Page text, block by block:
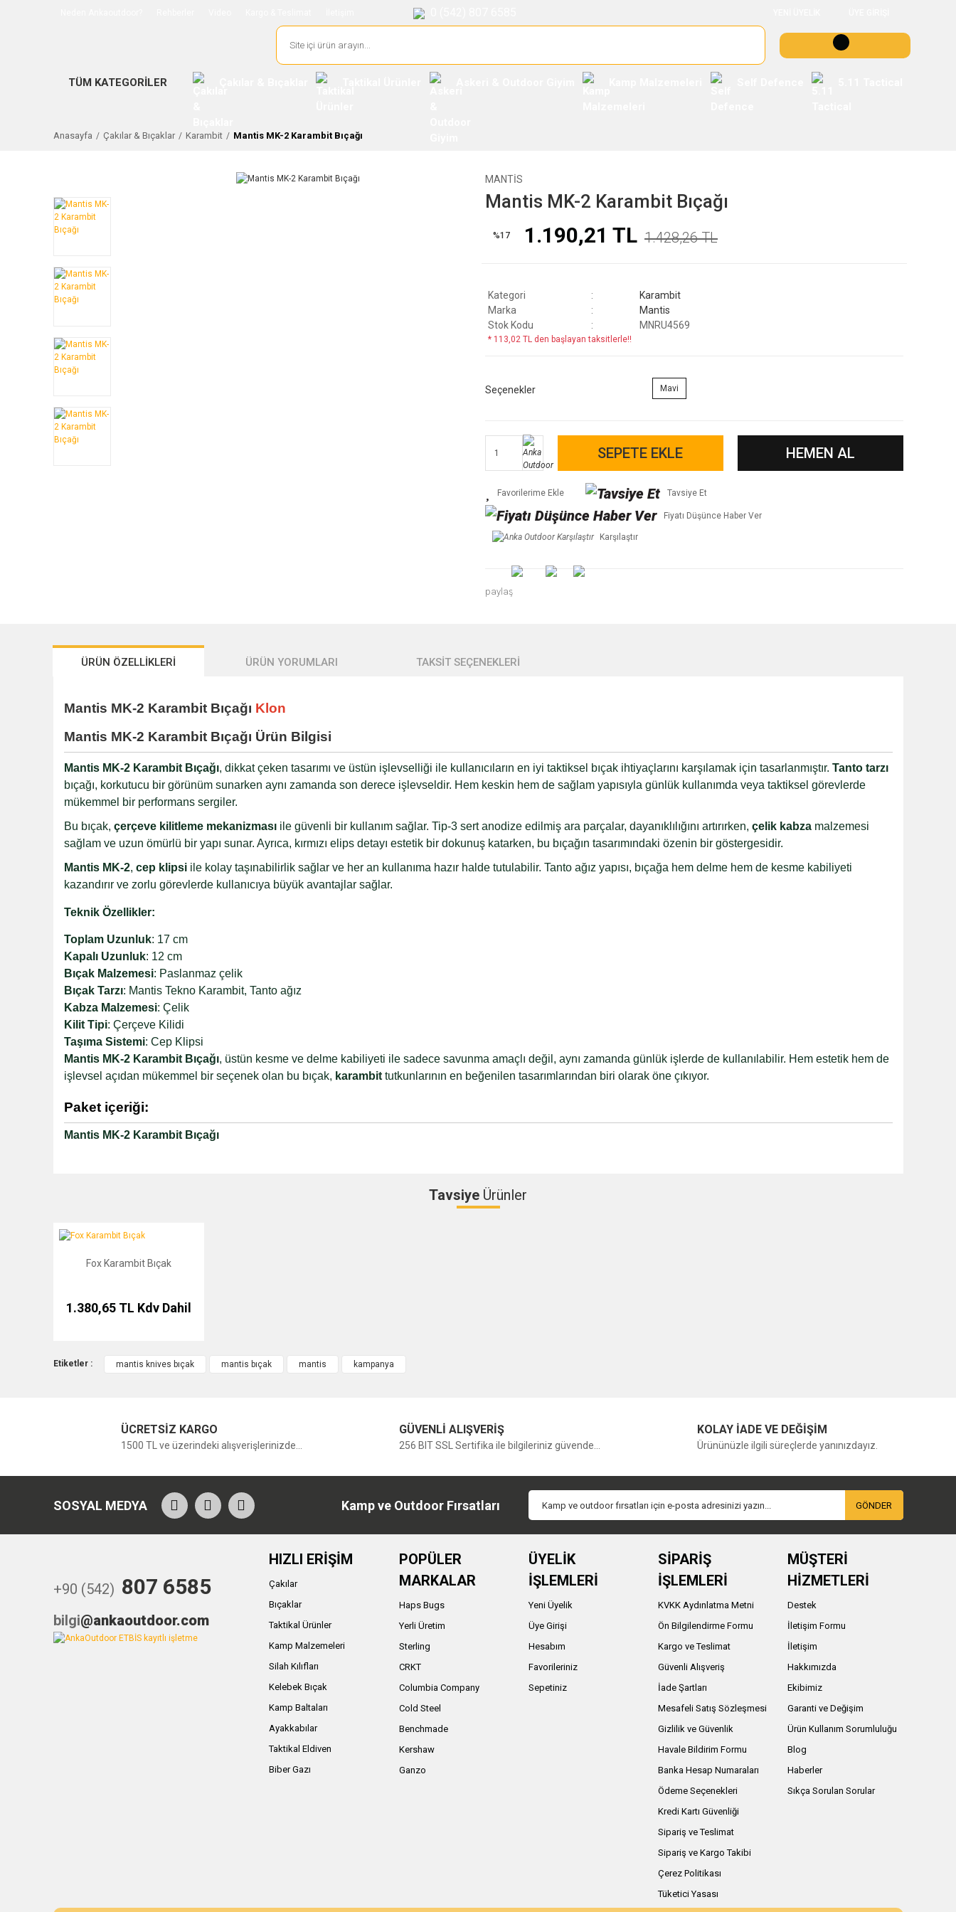
TÜM KATEGORİLER
Anasayfa Çakılar & Bıçaklar Karambit Mantis MK-2 Karambit Bıçağı
MANTIS
Mantis MK-2 Karambit Bıçağı
%17 1.190,21 TL 1.428,26 TL
Kategori
Karambit
Marka
Mantis
Stok Kodu
MNRU4569
* 113,02 TL den başlayan taksitlerle!!
Seçenekler Mavi
SEPETE EKLE HEMEN AL
Tavsiye Et
Fiyatı Düşünce Haber Ver
Karşılaştır
paylaş
ÜRÜN ÖZELLİKLERİ ÜRÜN YORUMLARI TAKSİT SEÇENEKLERİ
Mantis MK-2 Karambit Bıçağı Klon
Mantis MK-2 Karambit Bıçağı Ürün Bilgisi
Mantis MK-2 Karambit Bıçağı, dikkat çeken tasarımı ve üstün işlevselliği ile kullanıcıların en iyi taktiksel bıçak ihtiyaçlarını karşılamak için tasarlanmıştır. Tanto tarzı
bıçağı, korkutucu bir görünüm sunarken aynı zamanda son derece işlevseldir. Hem keskin hem de sağlam yapısıyla günlük kullanımda veya taktiksel görevlerde
mükemmel bir performans sergiler.
Bu bıçak, çerçeve kilitleme mekanizmasıile güvenli bir kullanım sağlar. Tip-3 sert anodize edilmiş ara parçalar, dayanıklılığını artırırken, çelik kabzamalzemesi
sağlam ve uzun ömürlü bir yapı sunar. Ayrıca, kırmızı elips detayı estetik bir dokunuş katarken, bu bıçağın tasarımındaki özenin bir göstergesidir.
Mantis MK-2, cep klipsiile kolay taşınabilirlik sağlar ve her an kullanıma hazır halde tutulabilir. Tanto ağız yapısı, bıçağa hem delme hem de kesme kabiliyeti
kazandırır ve zorlu görevlerde kullanıcıya büyük avantajlar sağlar.
Teknik Özellikler:
Toplam Uzunluk: 17 cm
Kapalı Uzunluk: 12 cm
Bıçak Malzemesi: Paslanmaz çelik
Bıçak Tarzı: Mantis Tekno Karambit, Tanto ağız
Kabza Malzemesi: Çelik
Kilit Tipi: Çerçeve Kilidi
Taşıma Sistemi: Cep Klipsi
Mantis MK-2 Karambit Bıçağı, üstün kesme ve delme kabiliyeti ile sadece savunma amaçlı değil, aynı zamanda günlük işlerde de kullanılabilir. Hem estetik hem de
işlevsel açıdan mükemmel bir seçenek olan bu bıçak, karambittutkunlarının en beğenilen tasarımlarından biri olarak öne çıkıyor.
Paket içeriği:
Mantis MK-2 Karambit Bıçağı
M... D... | 18/03/2026
Tavsiye Ürünler
Fox Karambit Bıçak
Fox Karambit Bıçak
1.380,65 TL Kdv Dahil
Etiketler : mantis knives bıçak mantis bıçak mantis kampanya
ÜCRETSİZ KARGO
1500 TL ve üzerindeki alışverişlerinizde...
GÜVENLİ ALIŞVERİŞ
256 BIT SSL Sertifika ile bilgileriniz güvende...
KOLAY İADE VE DEĞİŞİM
Ürününüzle ilgili süreçlerde yanınızdayız.
SOSYAL MEDYA Kamp ve Outdoor Fırsatları GÖNDER
+90 (542) 807 6585
bilgi@ankaoutdoor.com
HIZLI ERİŞİM
Çakılar
Bıçaklar
Taktikal Ürünler
Kamp Malzemeleri
Silah Kılıfları
Kelebek Bıçak
Kamp Baltaları
Ayakkabılar
Taktikal Eldiven
Biber Gazı
POPÜLER
MARKALAR
Haps Bugs
Yerli Üretim
Sterling
CRKT
Columbia Company
Cold Steel
Benchmade
Kershaw
Ganzo
ÜYELİK
İŞLEMLERİ
Yeni Üyelik
Üye Girişi
Hesabım
Favorileriniz
Sepetiniz
SİPARİŞ
İŞLEMLERİ
KVKK Aydınlatma Metni
Ön Bilgilendirme Formu
Kargo ve Teslimat
Güvenli Alışveriş
İade Şartları
Mesafeli Satış Sözleşmesi
Gizlilik ve Güvenlik
Havale Bildirim Formu
Banka Hesap Numaraları
Ödeme Seçenekleri
Kredi Kartı Güvenliği
Sipariş ve Teslimat
Sipariş ve Kargo Takibi
Çerez Politikası
Tüketici Yasası
MÜŞTERİ
HİZMETLERİ
Destek
İletişim Formu
İletişim
Hakkımızda
Ekibimiz
Garanti ve Değişim
Ürün Kullanım Sorumluluğu
Blog
Haberler
Sıkça Sorulan Sorular